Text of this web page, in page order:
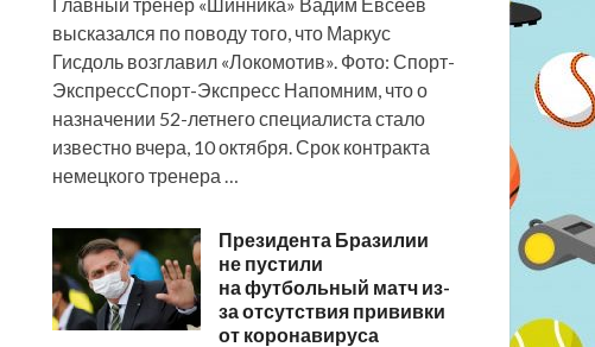
высказался по поводу того, что Маркус
Гисдоль возглавил «Локомотив». Фото: Спорт-
ЭкспрессСпорт-Экспресс Напомним, что о
назначении 52-летнего специалиста стало
известно вчера, 10 октября. Срок контракта
немецкого тренера …
Президента Бразилии
не пустили
на футбольный матч из-
за отсутствия прививки
от коронавируса